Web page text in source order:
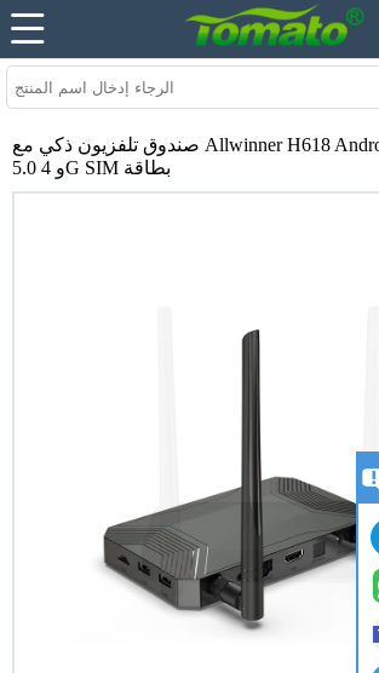
صندوق تلفزيون ذكي مع Allwinner H618 Android 12 Bluetooth
5.0 و 4G SIM بطاقة